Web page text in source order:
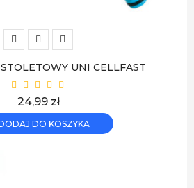
UNI CELLFAST
Cena
24,99 zł
DO KOSZYKA